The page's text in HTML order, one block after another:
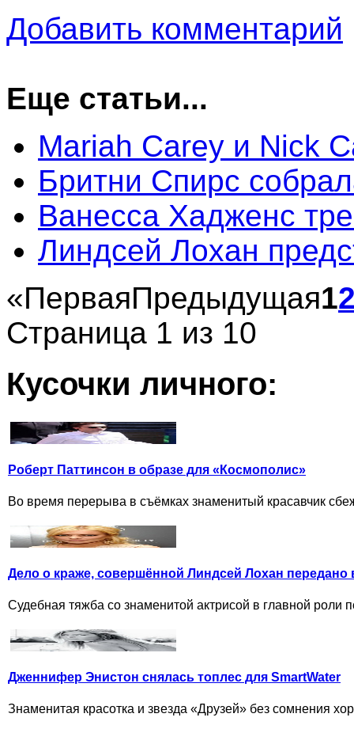
Добавить комментарий
Еще статьи...
Mariah Carey и Nick
Бритни Спирс
Ванесса Хадженс
Линдсей Лохан
«ПерваяПредыдущая1
Страница 1 из 10
Кусочки личного:
Роберт Паттинсон в образе для «Космополис»
Во время перерыва в съёмках знаменитый красавчик
Дело о краже, совершённой Линдсей Лохан передано
Судебная тяжба со знаменитой актрисой в главной
Дженнифер Энистон снялась топлес для SmartWater
Знаменитая красотка и звезда «Друзей» без сомнения